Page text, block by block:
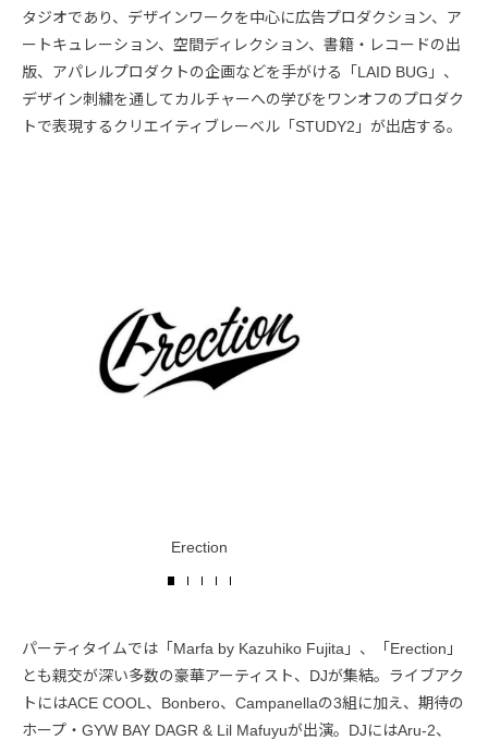
タジオであり、デザインワークを中心に広告プロダクション、ア
ートキュレーション、空間ディレクション、書籍・レコードの出
版、アパレルプロダクトの企画などを手がける「LAID BUG」、
デザイン刺繍を通してカルチャーへの学びをワンオフのプロダク
トで表現するクリエイティブレーベル「STUDY2」が出店する。
Erection
パーティタイムでは「Marfa by Kazuhiko Fujita」、「Erection」
とも親交が深い多数の豪華アーティスト、DJが集結。ライブアク
トにはACE COOL、Bonbero、Campanellaの3組に加え、期待の
ホープ・GYW BAY DAGR & Lil Mafuyuが出演。DJにはAru-2、